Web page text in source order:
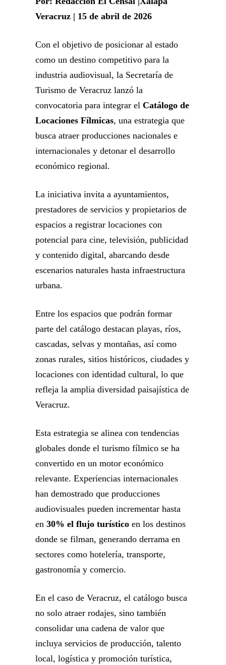
Veracruz | 15 de abril de 2026
Con el objetivo de posicionar al estado
como un destino competitivo para la
industria audiovisual, la Secretaría de
Turismo de Veracruz lanzó la
convocatoria para integrar el Catálogo de
Locaciones Fílmicas, una estrategia que
busca atraer producciones nacionales e
internacionales y detonar el desarrollo
económico regional.
La iniciativa invita a ayuntamientos,
prestadores de servicios y propietarios de
espacios a registrar locaciones con
potencial para cine, televisión, publicidad
y contenido digital, abarcando desde
escenarios naturales hasta infraestructura
urbana.
Entre los espacios que podrán formar
parte del catálogo destacan playas, ríos,
cascadas, selvas y montañas, así como
zonas rurales, sitios históricos, ciudades y
locaciones con identidad cultural, lo que
refleja la amplia diversidad paisajística de
Veracruz.
Esta estrategia se alinea con tendencias
globales donde el turismo fílmico se ha
convertido en un motor económico
relevante. Experiencias internacionales
han demostrado que producciones
audiovisuales pueden incrementar hasta
en 30% el flujo turístico en los destinos
donde se filman, generando derrama en
sectores como hotelería, transporte,
gastronomía y comercio.
En el caso de Veracruz, el catálogo busca
no solo atraer rodajes, sino también
consolidar una cadena de valor que
incluya servicios de producción, talento
local, logística y promoción turística,